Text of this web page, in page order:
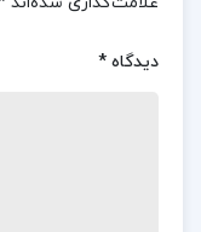
دیدگاه *